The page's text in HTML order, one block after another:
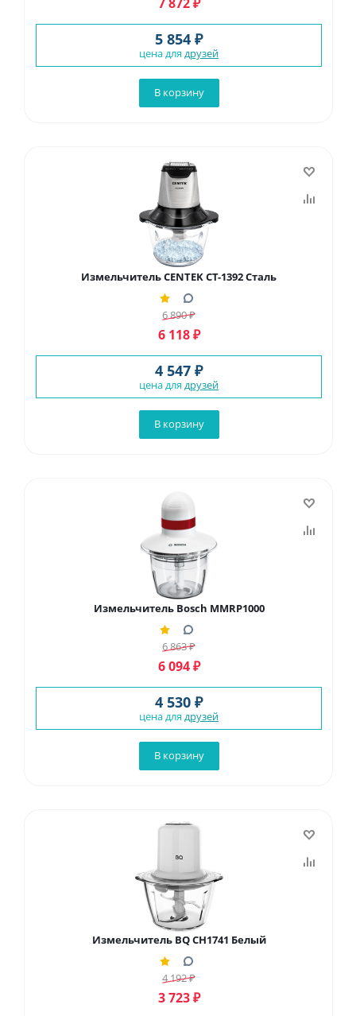
5 854 ₽
цена для друзей
В корзину
Измельчитель CENTEK CT-1392 Сталь
6 890₽
6 118₽
4 547 ₽
цена для друзей
В корзину
Измельчитель Bosch MMRP1000
6 863₽
6 094₽
4 530 ₽
цена для друзей
В корзину
Измельчитель BQ CH1741 Белый
4 192₽
3 723₽